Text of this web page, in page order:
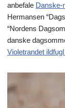
anbefale Danske-
Hermansen
“Nordens
danske
Violetrandet